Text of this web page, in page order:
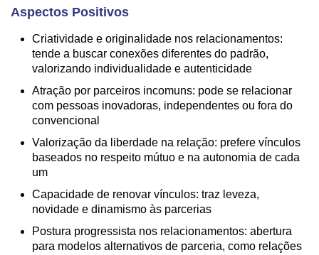
Aspectos Positivos
Criatividade e originalidade nos relacionamentos:
tende a buscar conexões diferentes do padrão,
valorizando individualidade e autenticidade
Atração por parceiros incomuns: pode se relacionar
com pessoas inovadoras, independentes ou fora do
convencional
Valorização da liberdade na relação: prefere vínculos
baseados no respeito mútuo e na autonomia de cada
um
Capacidade de renovar vínculos: traz leveza,
novidade e dinamismo às parcerias
Postura progressista nos relacionamentos: abertura
para modelos alternativos de parceria, como relações